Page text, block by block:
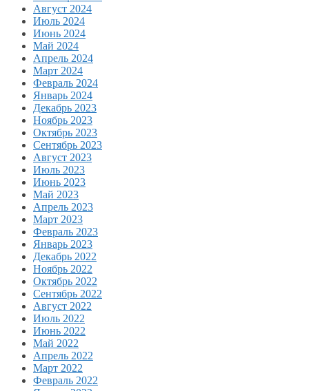
Август 2024
Июль 2024
Июнь 2024
Май 2024
Апрель 2024
Март 2024
Февраль 2024
Январь 2024
Декабрь 2023
Ноябрь 2023
Октябрь 2023
Сентябрь 2023
Август 2023
Июль 2023
Июнь 2023
Май 2023
Апрель 2023
Март 2023
Февраль 2023
Январь 2023
Декабрь 2022
Ноябрь 2022
Октябрь 2022
Сентябрь 2022
Август 2022
Июль 2022
Июнь 2022
Май 2022
Апрель 2022
Март 2022
Февраль 2022